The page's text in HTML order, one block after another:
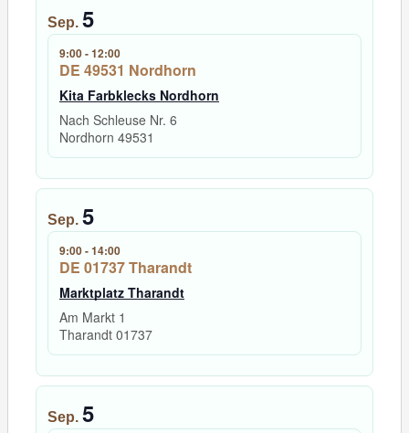
Sep. 5
9:00-12:00
DE 49531 Nordhorn
Kita Farbklecks Nordhorn
Nach Schleuse Nr. 6
Nordhorn 49531
Sep. 5
9:00-14:00
DE 01737 Tharandt
Marktplatz Tharandt
Am Markt 1
Tharandt 01737
Sep. 5